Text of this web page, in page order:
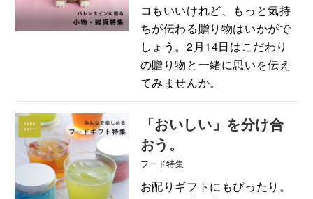
コもいいけれど、もっと気持
ちが伝わる贈り物はいかがで
しょう。2月14日はこだわり
の贈り物と一緒に思いを伝え
てみませんか。
「おいしい」を分け合
おう。
フード特集
お配りギフトにもぴったり。